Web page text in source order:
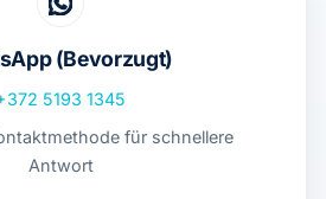
(Bevorzugt)
5193 1345
für schnellere
Antwort